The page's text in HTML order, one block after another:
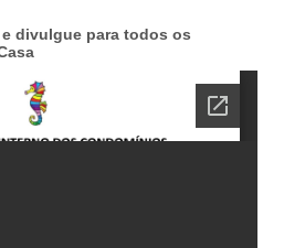
divulgue para todos os